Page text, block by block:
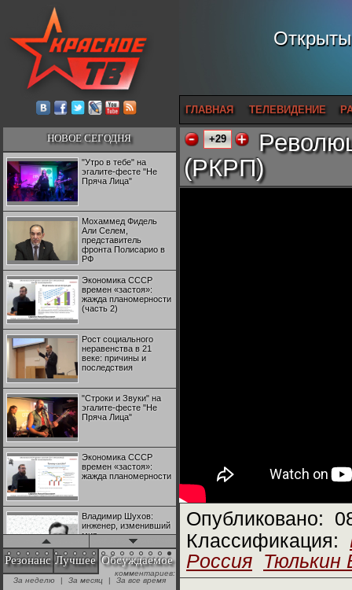
ГЛАВНАЯ ТЕЛЕВИДЕНИЕ
НОВОЕ СЕГОДНЯ
"Утро в тебе" на
эгалите-фесте "Не
Пряча Лица"
Мохаммед Фидель
Али Селем,
представитель
фронта Полисарио в
РФ
Экономика СССР
времен «застоя»:
жажда планомерности
(часть 2)
Рост социального
неравенства в 21
веке: причины и
последствия
"Строки и Звуки" на
эгалите-фесте "Не
Пряча Лица"
Экономика СССР
времен «застоя»:
жажда планомерности
Владимир Шухов:
инженер, изменивший
мир
"Аркадий Коц" на
эгалите-фесте "Не
Резонанс Лучшее Обсуждаемое
комментариев:
За неделю
| За месяц | За все время
+29
(РКРП)
Опубликовано:
Классификация:
Россия Тюлькин